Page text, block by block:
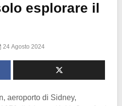
esplorare il
24 Agosto 2024
aeroporto di Sidney,